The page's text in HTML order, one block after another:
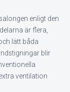
enligt den
är flera,
lätt båda
blir
ventilation